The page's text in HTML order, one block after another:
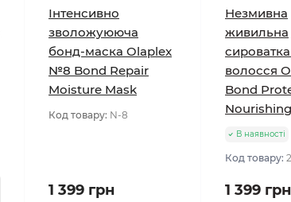
Інтенсивно
зволожуююча
бонд-маска Olaplex
№8 Bond Repair
Moisture Mask
Код товару: N-8
1 399 грн
Незмивна
живильна
волосся
Bond
В наявності
Код товару:
1 399 грн